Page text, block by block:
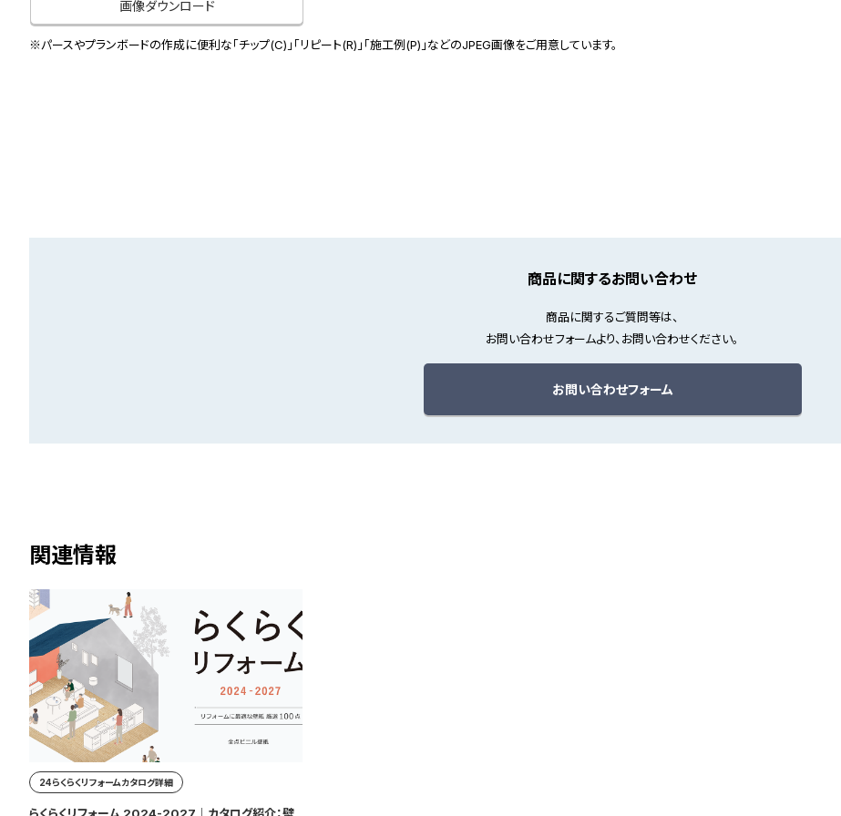
画像ダウンロード
※パースやプランボードの作成に便利な「チップ(C)」「リピート(R)」「施工例(P)」などのJPEG画像をご用意しています。
商品に関するお問い合わせ
商品に関するご質問等は、
お問い合わせフォームより、お問い合わせください。
お問い合わせフォーム
関連情報
24らくらくリフォームカタログ詳細